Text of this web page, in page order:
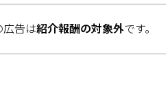
広告は紹介報酬の対象外です。